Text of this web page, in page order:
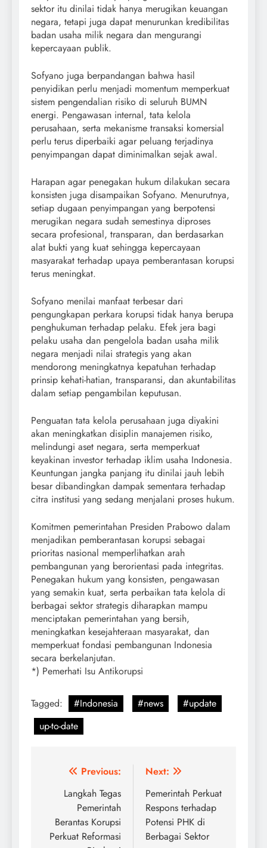
sektor itu dinilai tidak hanya merugikan keuangan
negara, tetapi juga dapat menurunkan kredibilitas
badan usaha milik negara dan mengurangi
kepercayaan publik.
Sofyano juga berpandangan bahwa hasil
penyidikan perlu menjadi momentum memperkuat
sistem pengendalian risiko di seluruh BUMN
energi. Pengawasan internal, tata kelola
perusahaan, serta mekanisme transaksi komersial
perlu terus diperbaiki agar peluang terjadinya
penyimpangan dapat diminimalkan sejak awal.
Harapan agar penegakan hukum dilakukan secara
konsisten juga disampaikan Sofyano. Menurutnya,
setiap dugaan penyimpangan yang berpotensi
merugikan negara sudah semestinya diproses
secara profesional, transparan, dan berdasarkan
alat bukti yang kuat sehingga kepercayaan
masyarakat terhadap upaya pemberantasan korupsi
terus meningkat.
Sofyano menilai manfaat terbesar dari
pengungkapan perkara korupsi tidak hanya berupa
penghukuman terhadap pelaku. Efek jera bagi
pelaku usaha dan pengelola badan usaha milik
negara menjadi nilai strategis yang akan
mendorong meningkatnya kepatuhan terhadap
prinsip kehati-hatian, transparansi, dan akuntabilitas
dalam setiap pengambilan keputusan.
Penguatan tata kelola perusahaan juga diyakini
akan meningkatkan disiplin manajemen risiko,
melindungi aset negara, serta memperkuat
keyakinan investor terhadap iklim usaha Indonesia.
Keuntungan jangka panjang itu dinilai jauh lebih
besar dibandingkan dampak sementara terhadap
citra institusi yang sedang menjalani proses hukum.
Komitmen pemerintahan Presiden Prabowo dalam
menjadikan pemberantasan korupsi sebagai
prioritas nasional memperlihatkan arah
pembangunan yang berorientasi pada integritas.
Penegakan hukum yang konsisten, pengawasan
yang semakin kuat, serta perbaikan tata kelola di
berbagai sektor strategis diharapkan mampu
menciptakan pemerintahan yang bersih,
meningkatkan kesejahteraan masyarakat, dan
memperkuat fondasi pembangunan Indonesia
secara berkelanjutan.
*) Pemerhati Isu Antikorupsi
Tagged: #Indonesia #news
#update
up-to-date
Post
navigation
Previous:
Langkah Tegas
Pemerintah
Berantas Korupsi
Perkuat Reformasi
Next:
Pemerintah Perkuat
Respons terhadap
Potensi PHK di
Berbagai Sektor